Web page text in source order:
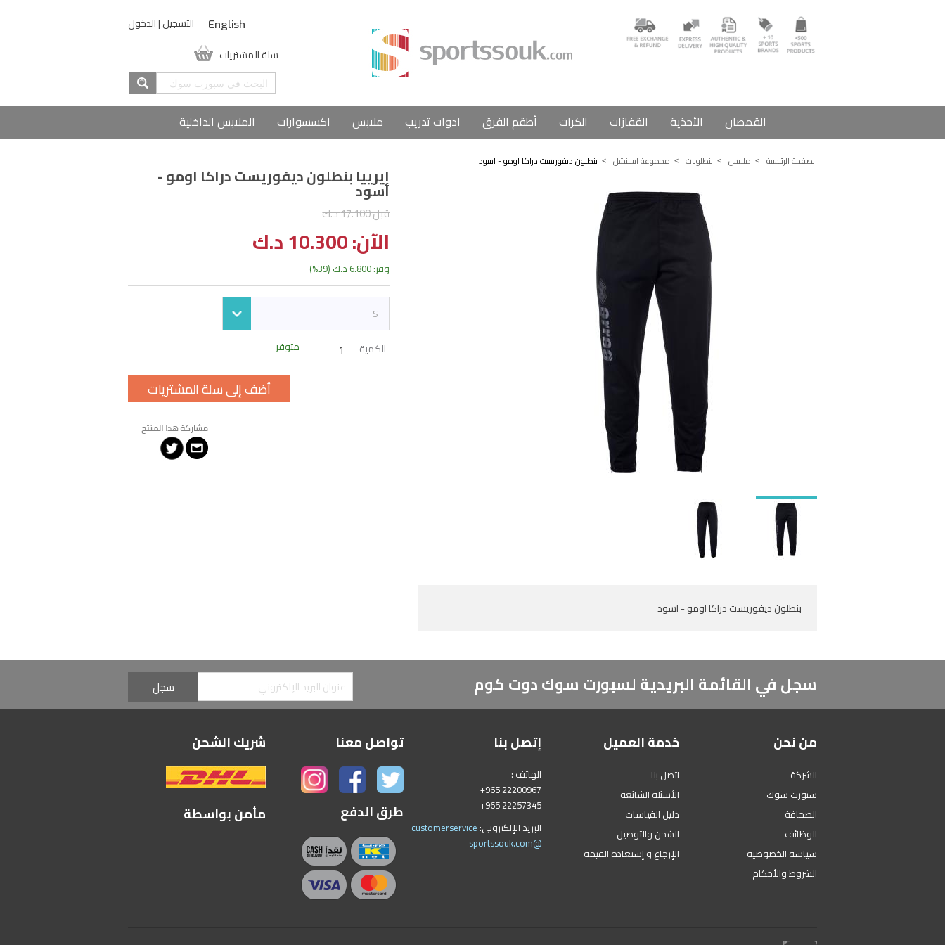
التسجيل|الدخول English
سلة المشتريات
القمصان الأحذية القفازات الكرات أطقم الفرق ادوات تدريب ملابس اكسسوارات الملابس الداخلية
الصفحة الرئيسية ملابس بنطلونات مجموعة اسينشل بنطلون ديفوريست دراكا اومو - اسود
بنطلون ديفوريست دراكا اومو - اسود
إيرييا بنطلون ديفوريست دراكا اومو -
اسود
قبل 17.100 د.ك
الآن: 10.300 د.ك
وفر: 6.800 د.ك (39%)
S
الكمية
متوفر
سجل في القائمة البريدية لسبورت سوك دوت كوم
من نحن
الشركة
سبورت سوك
الصحافة
الوظائف
سياسة الخصوصية
الشروط والأحكام
خدمة العميل
اتصل بنا
الأسئلة الشائعة
دليل القياسات
الشحن والتوصيل
الإرجاع و إستعادة القيمة
إتصل بنا
الهاتف :
+965 22200967
+965 22257345
البريد الإلكتروني: customerservice
@sportssouk.com
تواصل معنا
طرق الدفع
شريك الشحن
مأمن بواسطة